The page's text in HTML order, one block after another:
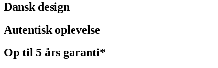
Dansk design
Autentisk oplevelse
Op til 5 års garanti*